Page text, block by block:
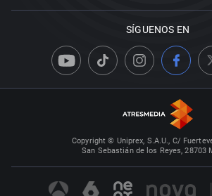
SÍGUENOS EN
Copyright © Uniprex, S.A.U., C/
San Sebastián de los Reyes, 28703